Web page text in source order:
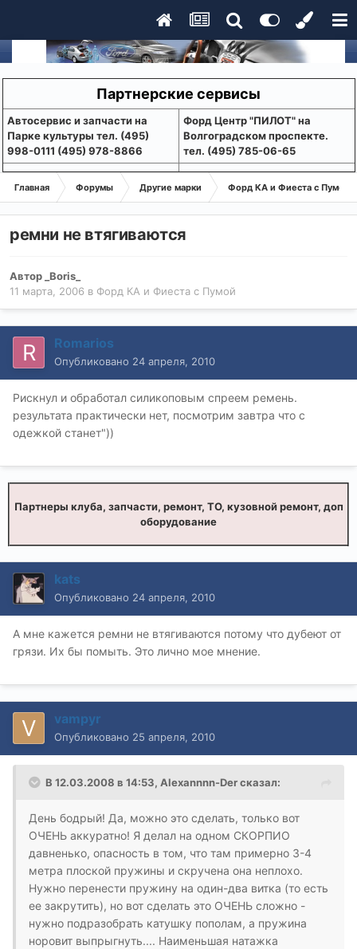
Партнерские сервисы
Aвтосервис и запчасти на
Парке культуры тел. (495)
998-0111 (495) 978-8866
Форд Центр "ПИЛОТ" на
Волгоградском проспекте.
тел. (495) 785-06-65
Главная Форумы Другие марки Форд КА и Фиеста с Пумой
ремни не втягиваются
Автор _Boris_
11 марта, 2006 в Форд КА и Фиеста с Пумой
Romarios
Опубликовано 24 апреля, 2010
Рискнул и обработал силикоповым спреем ремень.
результата практически нет, посмотрим завтра что с
одежкой станет"))
Партнеры клуба, запчасти, ремонт, ТО, кузовной ремонт, доп
оборудование
kats
Опубликовано 24 апреля, 2010
А мне кажется ремни не втягиваются потому что дубеют от
грязи. Их бы помыть. Это лично мое мнение.
vampyr
Опубликовано 25 апреля, 2010
В 12.03.2008 в 14:53, Alexannnn-Der сказал:
День бодрый! Да, можно это сделать, только вот
ОЧЕНЬ аккуратно! Я делал на одном СКОРПИО
давненько, опасность в том, что там примерно 3-4
метра плоской пружины и скручена она неплохо.
Нужно перенести пружину на один-два витка (то есть
ее закрутить), но вот сделать это ОЧЕНЬ сложно -
нужно подразобрать катушку пополам, а пружина
норовит выпрыгнуть.... Наименьшая натажка